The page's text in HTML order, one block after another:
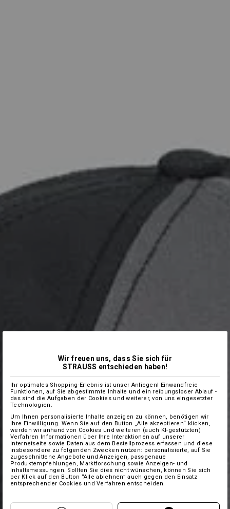
Wir freuen uns, dass Sie sich für
STRAUSS entschieden haben!
Ihr optimales Shopping-Erlebnis ist unser Anliegen! Einwandfreie
Funktionen, auf Sie abgestimmte Inhalte und ein reibungsloser Ablauf -
das sind die Aufgaben der Cookies und weiterer, von uns eingesetzter
Technologien.
Um Ihnen personalisierte Inhalte anzeigen zu können, benötigen wir
Ihre Einwilligung. Wenn Sie auf den Button „Alle akzeptieren“ klicken,
werden wir anhand von Cookies und weiteren (auch KI-gestützten)
Verfahren Informationen über Ihre Interaktionen auf unserer
Internetseite sowie Daten aus dem Bestellprozess erfassen und diese
insbesondere zu folgenden Zwecken nutzen: personalisierte, auf Sie
zugeschnittene Angebote und Anzeigen, passgenaue
Produktempfehlungen, Marktforschung sowie Anzeigen- und
Inhaltsmessungen. Sollten Sie dies nicht wünschen, können Sie sich
per Klick auf den Button “Alle ablehnen” auch gegen den Einsatz
entsprechender Cookies und Verfahren entscheiden.